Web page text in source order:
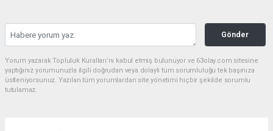
Gönder
Yorum yazarak Topluluk Kuralları’nı kabul etmiş bulunuyor ve 63olay.com sitesine
yaptığınız yorumunuzla ilgili doğrudan veya dolaylı tüm sorumluluğu tek başınıza
üstleniyorsunuz. Yazılan tüm yorumlardan site yönetimi hiçbir şekilde sorumlu
tutulamaz.